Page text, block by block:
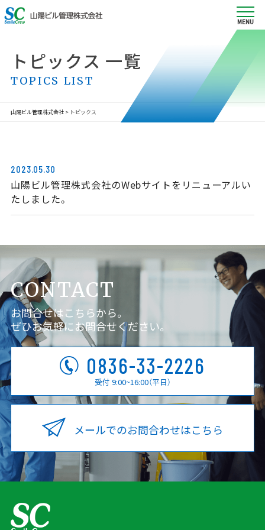
トピックス 一覧
TOPICS LIST
山陽ビル管理株式会社> トピックス
2023.05.30
山陽ビル管理株式会社のWebサイトをリニューアルい
たしました。
CONTACT
お問合せはこちらから。
ぜひお気軽にお問合せください。
0836-33-2226
受付 9:00~16:00（平日）
メールでのお問合わせはこちら